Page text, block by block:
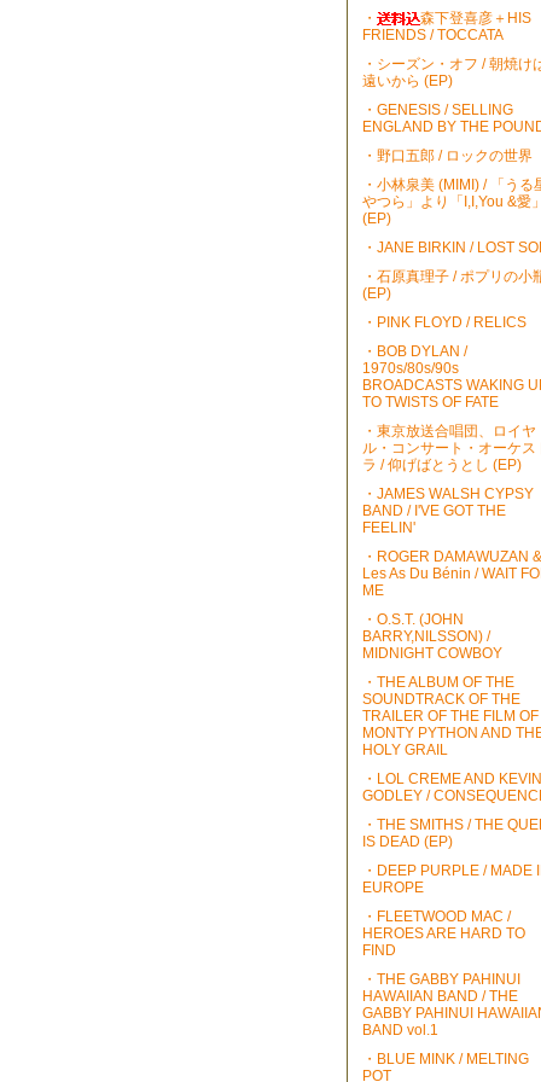
・
森下登喜彦＋HIS
FRIENDS / TOCCATA
・シーズン・オフ / 朝焼け
遠いから (EP)
・GENESIS / SELLING
ENGLAND BY THE
・野口五郎 / ロックの世界
・小林泉美 (MIMI) / 「うる
やつら」より「I,I,You &愛」
(EP)
・JANE BIRKIN / LOST
・石原真理子 / ポプリの小
(EP)
・PINK FLOYD / RELICS
・BOB DYLAN /
1970s/80s/90s
BROADCASTS WAKING
TO TWISTS OF FATE
・東京放送合唱団、ロイヤ
ル・コンサート・オーケス
ラ / 仰げばとうとし (EP)
・JAMES WALSH CYPSY
BAND / I'VE GOT THE
FEELIN'
・ROGER DAMAWUZAN &
Les As Du Bénin / WAIT
ME
・O.S.T. (JOHN
BARRY,NILSSON) /
MIDNIGHT COWBOY
・THE ALBUM OF THE
SOUNDTRACK OF THE
TRAILER OF THE FILM OF
MONTY PYTHON AND
HOLY GRAIL
・LOL CREME AND KEVIN
GODLEY /
・THE SMITHS / THE
IS DEAD (EP)
・DEEP PURPLE / MADE
EUROPE
・FLEETWOOD MAC /
HEROES ARE HARD TO
FIND
・THE GABBY PAHINUI
HAWAIIAN BAND / THE
GABBY PAHINUI
BAND vol.1
・BLUE MINK / MELTING
POT